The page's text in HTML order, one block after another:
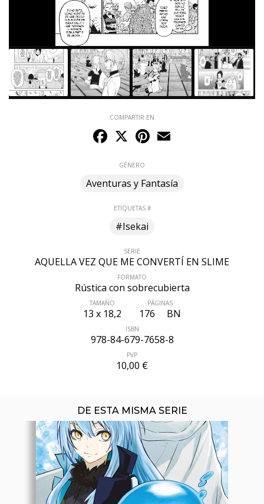
COMPARTIR EN
Facebook
X Pinterest
GÉNERO
Aventuras y Fantasía
ETIQUETAS #
#Isekai
SERIE
AQUELLA VEZ QUE ME CONVERTÍ EN SLIME
FORMATO
Rústica con sobrecubierta
TAMAÑO
13 x 18,2
PÁGINAS
176 BN
ISBN
978-84-679-7658-8
PVP
10,00 €
DE ESTA MISMA SERIE